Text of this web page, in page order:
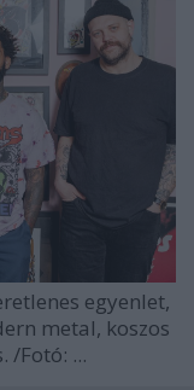
egyenlet,
metal, koszos
/Fotó: ...